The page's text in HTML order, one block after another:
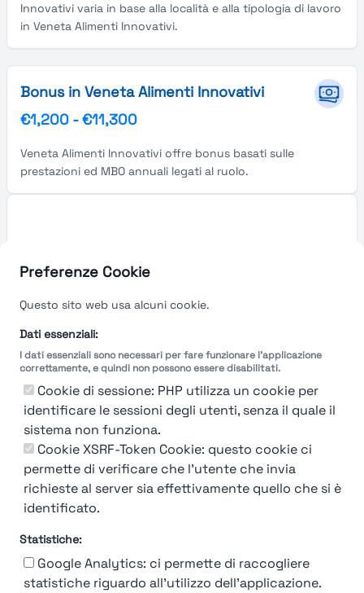
Preferenze Cookie
Questo sito web usa alcuni cookie.
Dati essenziali:
I dati essenziali sono necessari per fare funzionare l'applicazione
correttamente, e quindi non possono essere disabilitati.
Cookie di sessione: PHP utilizza un cookie per
identificare le sessioni degli utenti, senza il quale il
sistema non funziona.
Cookie XSRF-Token Cookie: questo cookie ci
permette di verificare che l'utente che invia
richieste al server sia effettivamente quello che si è
identificato.
Statistiche:
Google Analytics: ci permette di raccogliere
statistiche riguardo all'utilizzo dell'applicazione.
Innovativi varia in base alla località e alla tipologia di lavoro
in Veneta Alimenti Innovativi.
Bonus in Veneta Alimenti Innovativi
€1,200 -€11,300
Veneta Alimenti Innovativi offre bonus basati sulle
prestazioni ed MBO annuali legati al ruolo.
You're Not logged in
LoginorIscrivitiper vedere